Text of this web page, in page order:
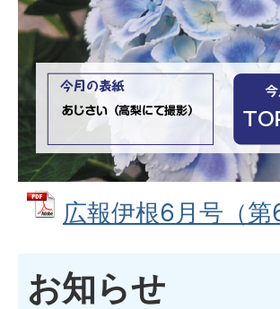
広報伊根6月号（
お知らせ